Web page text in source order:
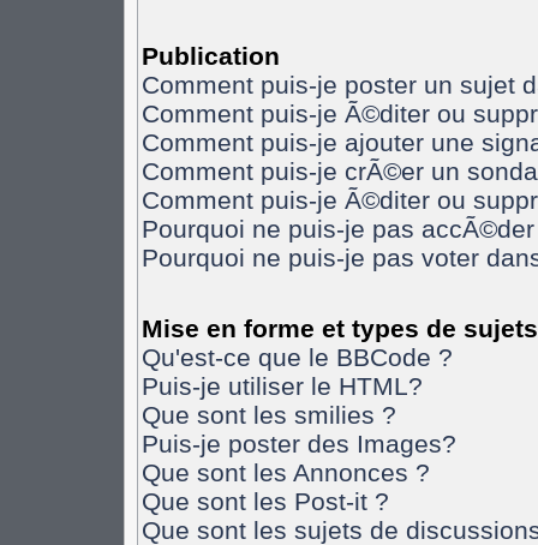
Publication
Comment puis-je poster un sujet
Comment puis-je Ã©diter ou
Comment puis-je ajouter une
Comment puis-je crÃ©er un
Comment puis-je Ã©diter ou
Pourquoi ne puis-je pas
Pourquoi ne puis-je pas voter
Mise en forme et types de sujets
Qu'est-ce que le BBCode ?
Puis-je utiliser le HTML?
Que sont les smilies ?
Puis-je poster des Images?
Que sont les Annonces ?
Que sont les Post-it ?
Que sont les sujets de